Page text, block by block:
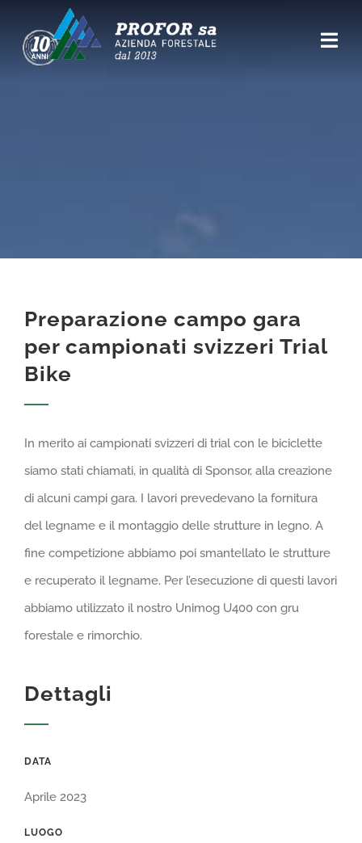
contenuto
PRODOTTI
GALLERIA
CONTATTI
Preparazione campo gara
per campionati svizzeri Trial
Bike
In merito ai campionati svizzeri di trial con le biciclette
siamo stati chiamati, in qualità di Sponsor, alla creazione
di alcuni campi gara. I lavori prevedevano la fornitura
del legname e il montaggio delle strutture in legno. A
fine competizione abbiamo poi smantellato le strutture
e recuperato il legname. Per l’esecuzione di questi lavori
abbiamo utilizzato il nostro Unimog U400 con gru
forestale e rimorchio.
Dettagli
DATA
Aprile 2023
LUOGO